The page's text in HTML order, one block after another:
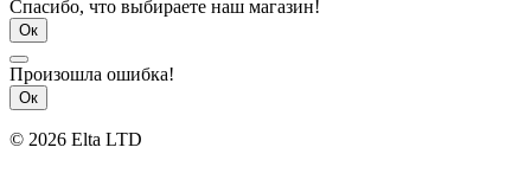
Спасибо, что выбираете наш магазин!
Ок
Произошла ошибка!
Ок
© 2026 Elta LTD